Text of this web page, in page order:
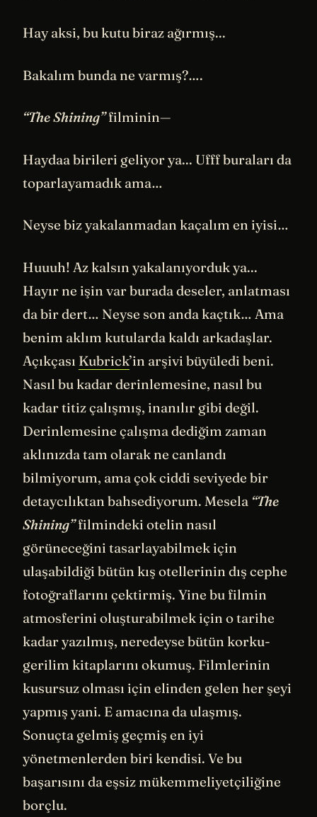
Hay aksi, bu kutu biraz ağırmış...
Bakalım bunda ne varmış?….
“The Shining”filminin—
Haydaa birileri geliyor ya... Ufff buraları da
toparlayamadık ama…
Neyse biz yakalanmadan kaçalım en iyisi…
Huuuh! Az kalsın yakalanıyorduk ya...
Hayır ne işin var burada deseler, anlatması
da bir dert… Neyse son anda kaçtık… Ama
benim aklım kutularda kaldı arkadaşlar.
Açıkçası Kubrick’in arşivi büyüledi beni.
Nasıl bu kadar derinlemesine, nasıl bu
kadar titiz çalışmış, inanılır gibi değil.
Derinlemesine çalışma dediğim zaman
aklınızda tam olarak ne canlandı
bilmiyorum, ama çok ciddi seviyede bir
detaycılıktan bahsediyorum. Mesela “The
Shining”filmindeki otelin nasıl
görüneceğini tasarlayabilmek için
ulaşabildiği bütün kış otellerinin dış cephe
fotoğraflarını çektirmiş. Yine bu filmin
atmosferini oluşturabilmek için o tarihe
kadar yazılmış, neredeyse bütün korku-
gerilim kitaplarını okumuş. Filmlerinin
kusursuz olması için elinden gelen her şeyi
yapmış yani. E amacına da ulaşmış.
Sonuçta gelmiş geçmiş en iyi
yönetmenlerden biri kendisi. Ve bu
başarısını da eşsiz mükemmeliyetçiliğine
borçlu.